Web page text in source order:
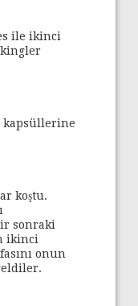
ile ikinci
kapsüllerine
koştu.
sonraki
ikinci
onun